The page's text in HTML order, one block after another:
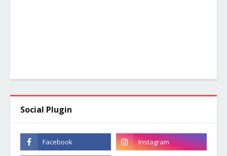
Social Plugin